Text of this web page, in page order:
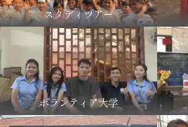
スタディツアー
ボランティア大学